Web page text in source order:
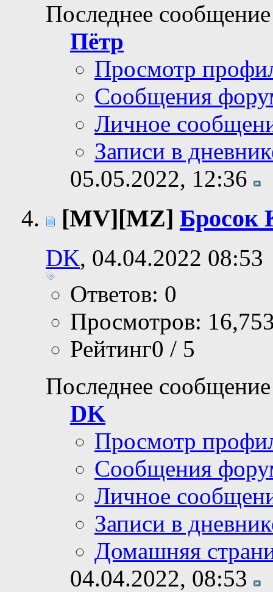
Последнее
Пётр
Просмотр
Сообщения
Личное
Записи в
05.05.2022, 12:36
[MV][MZ] Бросок
DK, 04.04.2022 08:53
Ответов: 0
Просмотров:
Рейтинг0 / 5
Последнее
DK
Просмотр
Сообщения
Личное
Записи в
Домашняя
04.04.2022, 08:53